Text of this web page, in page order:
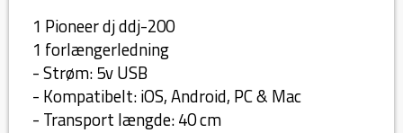
1 Pioneer dj ddj-200
1 forlængerledning
- Strøm: 5v USB
- Kompatibelt: iOS, Android, PC & Mac
- Transport længde: 40 cm